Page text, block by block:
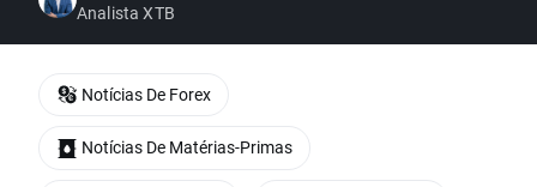
Analista XTB
Notícias De Forex
Notícias De Matérias-Primas